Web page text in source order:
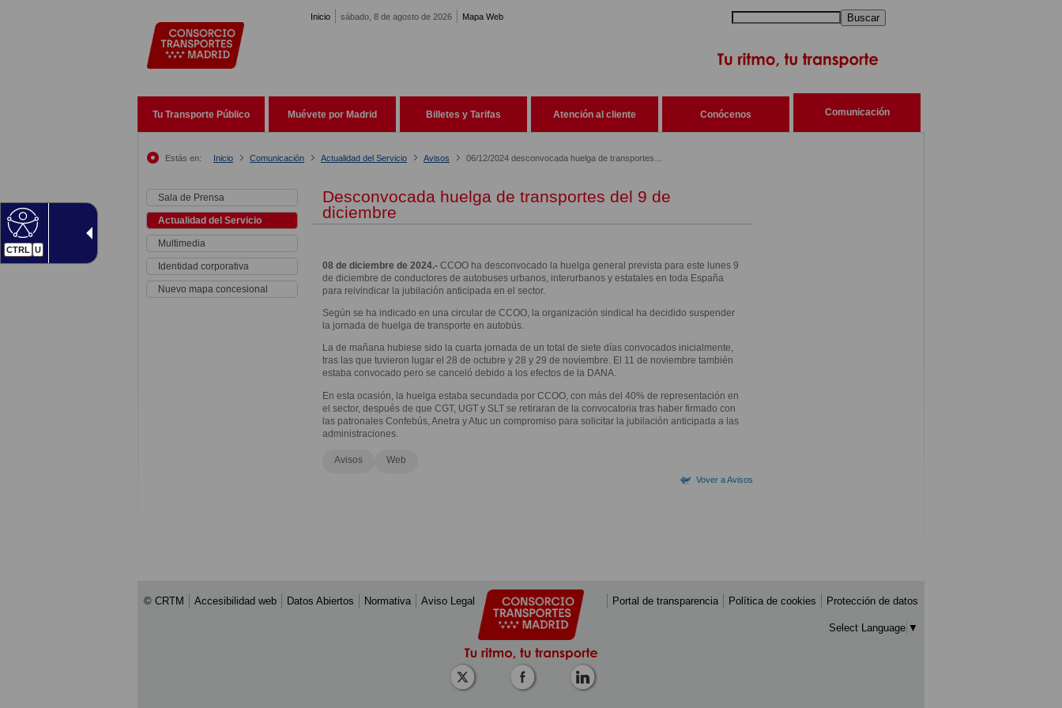
CTRL U
Inicio sábado, 8 de agosto de 2026 Mapa Web Buscar
Tu Transporte Público Muévete por Madrid Billetes y Tarifas Atención al cliente Conócenos Comunicación
Estás en: Inicio Comunicación Actualidad del Servicio Avisos
Sala de Prensa
Actualidad del Servicio
Multimedia
Identidad corporativa
Nuevo mapa concesional
Desconvocada huelga de transportes del 9 de
diciembre
08 de diciembre de 2024.- CCOO ha desconvocado la huelga general prevista para este lunes 9
de diciembre de conductores de autobuses urbanos, interurbanos y estatales en toda España
para reivindicar la jubilación anticipada en el sector.
Según se ha indicado en una circular de CCOO, la organización sindical ha decidido suspender
la jornada de huelga de transporte en autobús.
La de mañana hubiese sido la cuarta jornada de un total de siete días convocados inicialmente,
tras las que tuvieron lugar el 28 de octubre y 28 y 29 de noviembre. El 11 de noviembre también
estaba convocado pero se canceló debido a los efectos de la DANA.
En esta ocasión, la huelga estaba secundada por CCOO, con más del 40% de representación en
el sector, después de que CGT, UGT y SLT se retiraran de la convocatoria tras haber firmado con
las patronales Confebús, Anetra y Atuc un compromiso para solicitar la jubilación anticipada a las
administraciones.
Avisos Web
Vover a Avisos
© CRTM Accesibilidad web Datos Abiertos Normativa Aviso Legal Portal de transparencia Política de cookies Protección de datos
Select Language ▼